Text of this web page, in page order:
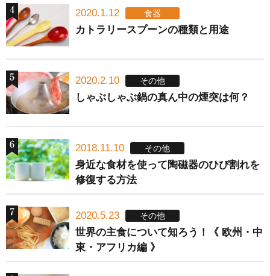
2020.1.12 食器
カトラリースプーンの種類と用途
2020.2.10 その他
しゃぶしゃぶ鍋の真ん中の煙突は何？
2018.11.10 その他
身近な食材を使って陶磁器のひび割れを
修復する方法
2020.5.23 その他
世界の主食について知ろう！《 欧州・中
東・アフリカ編 》